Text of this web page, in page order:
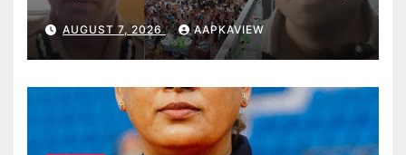
मॉनिटरिंग
AUGUST 7, 2026 AAPKAVIEW